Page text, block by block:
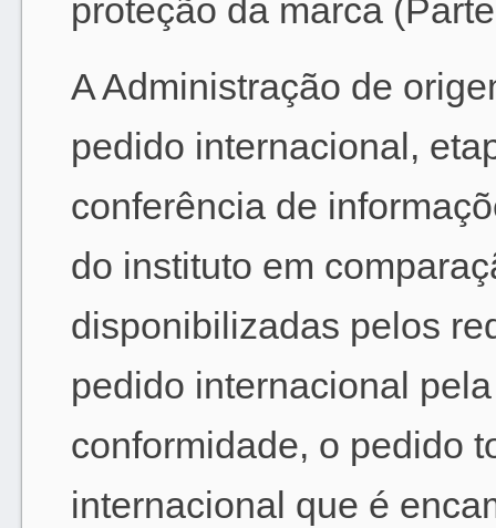
proteção da marca
A Administração de
pedido internacional,
conferência de
do instituto em
disponibilizadas pelos
pedido internacional
conformidade, o pedido
internacional que é